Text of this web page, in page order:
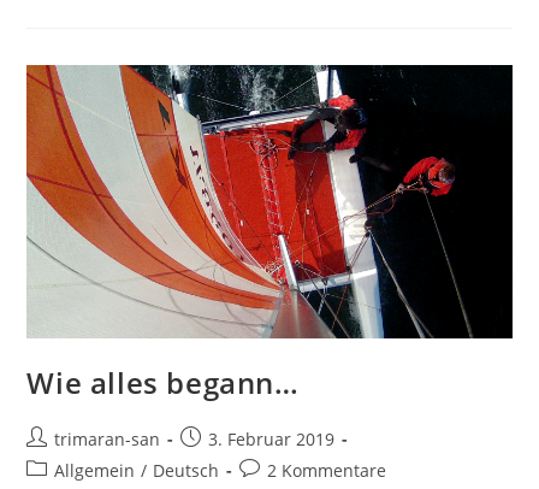
Wie alles begann…
trimaran-san
3. Februar 2019
Allgemein / Deutsch 2 Kommentare